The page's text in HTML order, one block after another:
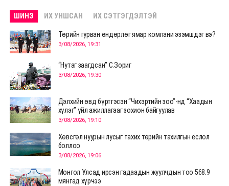
ШИНЭ ИХ УНШСАН ИХ СЭТГЭГДЭЛТЭЙ
Төрийн гурван өндөрлөг ямар компани эзэмшдэг вэ?
3/08/2026, 19:31
“Нутаг заагдсан” С.Зориг
3/08/2026, 19:30
Дэлхийн өвд бүртгэсэн “Чихэртийн зоо”-нд “Хаадын
хүлэг” үйл ажиллагааг зохион байгуулав
3/08/2026, 19:10
Хөвсгөл нуурын лусыг тахих төрийн тахилгын ёслол
боллоо
3/08/2026, 19:06
Монгол Улсад ирсэн гадаадын жуулчдын тоо 568.9
мянгад хүрчээ